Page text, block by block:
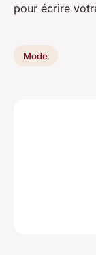
pour écrire
Mode